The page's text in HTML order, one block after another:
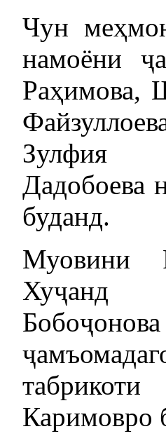
Чун
намоёни
Раҳимова,
Зулфия
Дадобоева
буданд.
Муовини
Хуҷанд
Бобоҷонова
Каримовро